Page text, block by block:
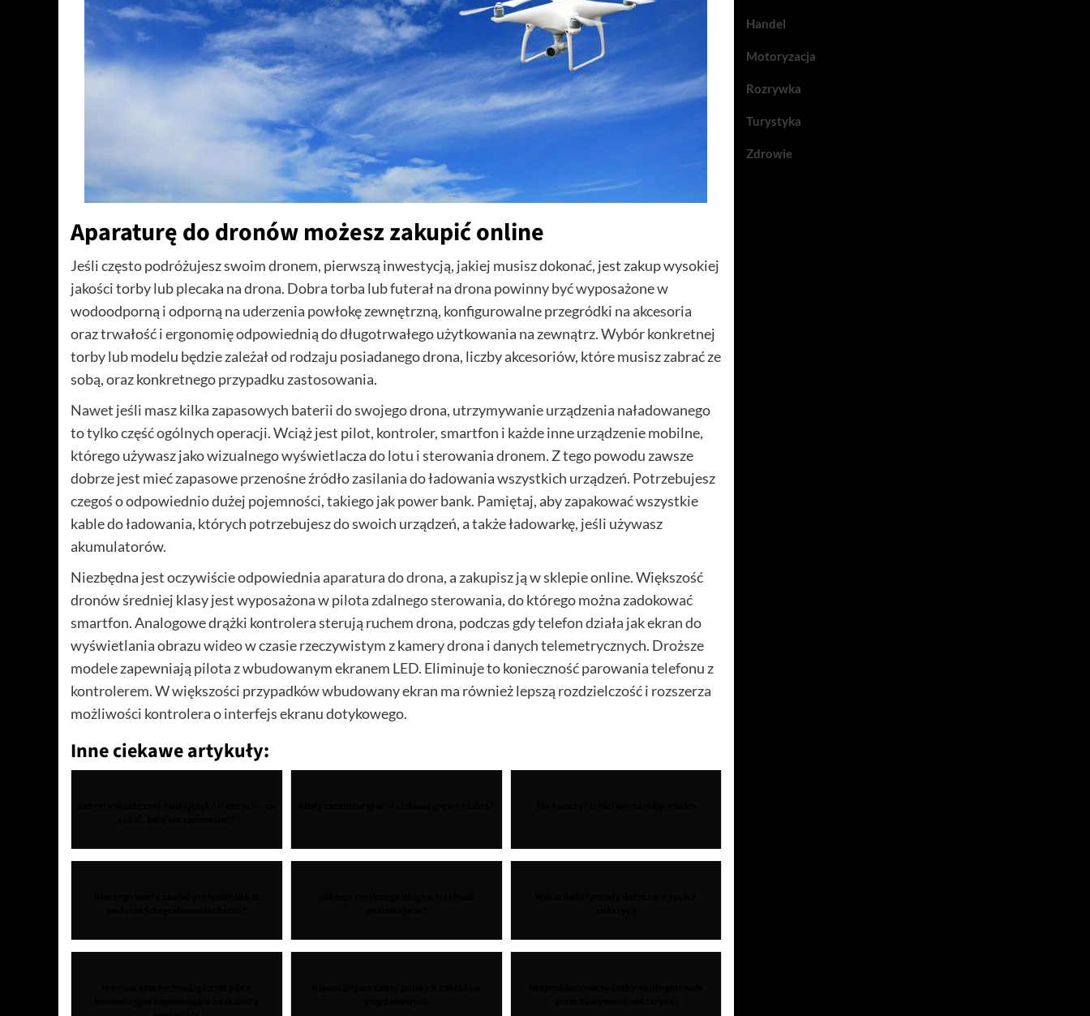
Aparaturę do dronów możesz zakupić online
Jeśli często podróżujesz swoim dronem, pierwszą inwestycją, jakiej musisz dokonać, jest zakup wysokiej
jakości torby lub plecaka na drona. Dobra torba lub futerał na drona powinny być wyposażone w
wodoodporną i odporną na uderzenia powłokę zewnętrzną, konfigurowalne przegródki na akcesoria
oraz trwałość i ergonomię odpowiednią do długotrwałego użytkowania na zewnątrz. Wybór konkretnej
torby lub modelu będzie zależał od rodzaju posiadanego drona, liczby akcesoriów, które musisz zabrać ze
sobą, oraz konkretnego przypadku zastosowania.
Nawet jeśli masz kilka zapasowych baterii do swojego drona, utrzymywanie urządzenia naładowanego
to tylko część ogólnych operacji. Wciąż jest pilot, kontroler, smartfon i każde inne urządzenie mobilne,
którego używasz jako wizualnego wyświetlacza do lotu i sterowania dronem. Z tego powodu zawsze
dobrze jest mieć zapasowe przenośne źródło zasilania do ładowania wszystkich urządzeń. Potrzebujesz
czegoś o odpowiednio dużej pojemności, takiego jak power bank. Pamiętaj, aby zapakować wszystkie
kable do ładowania, których potrzebujesz do swoich urządzeń, a także ładowarkę, jeśli używasz
akumulatorów.
Niezbędna jest oczywiście odpowiednia aparatura do drona, a zakupisz ją w sklepie online. Większość
dronów średniej klasy jest wyposażona w pilota zdalnego sterowania, do którego można zadokować
smartfon. Analogowe drążki kontrolera sterują ruchem drona, podczas gdy telefon działa jak ekran do
wyświetlania obrazu wideo w czasie rzeczywistym z kamery drona i danych telemetrycznych. Droższe
modele zapewniają pilota z wbudowanym ekranem LED. Eliminuje to konieczność parowania telefonu z
kontrolerem. W większości przypadków wbudowany ekran ma również lepszą rozdzielczość i rozszerza
możliwości kontrolera o interfejs ekranu dotykowego.
Inne ciekawe artykuły:
Handel
Motoryzacja
Rozrywka
Turystyka
Zdrowie